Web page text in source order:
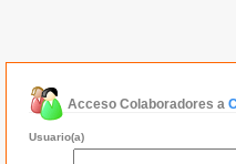
Acceso Colaboradores a
Usuario(a)